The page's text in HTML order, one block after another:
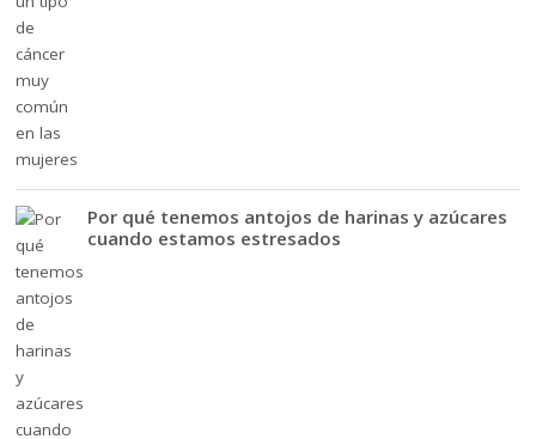
Por qué tenemos antojos de harinas y azúcares
cuando estamos estresados